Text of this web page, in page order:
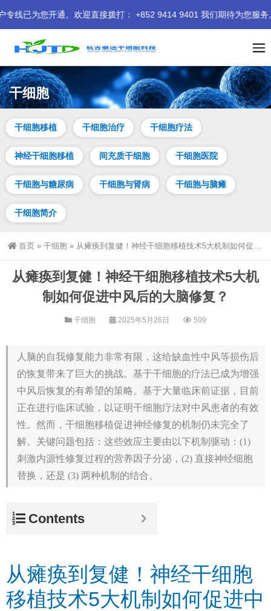
。欢迎直接拨打： +852 9414 9401 我们期待为您服务。
干细胞
干细胞移植 干细胞治疗 干细胞疗法
神经干细胞移植 间充质干细胞 干细胞医院
干细胞与糖尿病 干细胞与肾病 干细胞与脑瘫
干细胞简介
首页 » 干细胞 » 从瘫痪到复健！神经干细胞移植技术5大机制如何促进中风后的大脑修复？
从瘫痪到复健！神经干细胞移植技术5大机
制如何促进中风后的大脑修复？
干细胞 2025年5月26日 509
人脑的自我修复能力非常有限，这给缺血性中风等损伤后
的恢复带来了巨大的挑战。基于干细胞的疗法已成为增强
中风后恢复的有希望的策略。基于大量临床前证据，目前
正在进行临床试验，以证明干细胞疗法对中风患者的有效
性。然而，干细胞移植促进神经修复的机制仍未完全了
解。关键问题包括：这些效应主要由以下机制驱动：(1)
刺激内源性修复过程的营养因子分泌，(2) 直接神经细胞
替换，还是 (3) 两种机制的结合。
Contents
从瘫痪到复健！神经干细胞
移植技术5大机制如何促进中